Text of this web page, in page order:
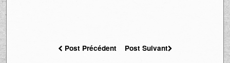
Post Précédent Post Suivant